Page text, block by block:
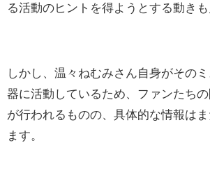
る活動のヒントを得ようとする動きも
しかし、温々ねむみさん自身がその
器に活動しているため、ファンたち
が行われるものの、具体的な情報は
ます。